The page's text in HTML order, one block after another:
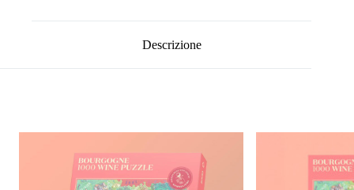
Descrizione